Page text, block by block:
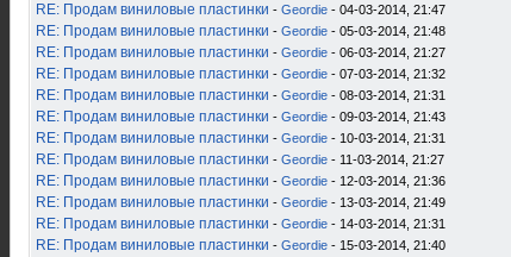
RE: Продам виниловые пластинки - Geordie - 04-03-2014, 21:47
RE: Продам виниловые пластинки - Geordie - 05-03-2014, 21:48
RE: Продам виниловые пластинки - Geordie - 06-03-2014, 21:27
RE: Продам виниловые пластинки - Geordie - 07-03-2014, 21:32
RE: Продам виниловые пластинки - Geordie - 08-03-2014, 21:31
RE: Продам виниловые пластинки - Geordie - 09-03-2014, 21:43
RE: Продам виниловые пластинки - Geordie - 10-03-2014, 21:31
RE: Продам виниловые пластинки - Geordie - 11-03-2014, 21:27
RE: Продам виниловые пластинки - Geordie - 12-03-2014, 21:36
RE: Продам виниловые пластинки - Geordie - 13-03-2014, 21:49
RE: Продам виниловые пластинки - Geordie - 14-03-2014, 21:31
RE: Продам виниловые пластинки - Geordie - 15-03-2014, 21:40